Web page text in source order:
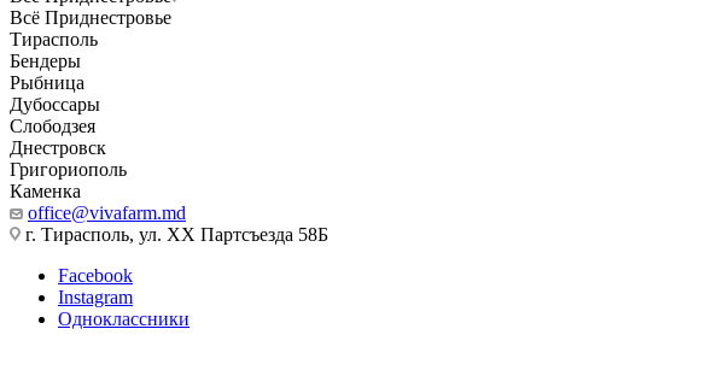
Всё Приднестровье
Тирасполь
Бендеры
Рыбница
Дубоссары
Слободзея
Днестровск
Григориополь
Каменка
office@vivafarm.md
г. Тирасполь, ул. ХХ Партсъезда 58Б
Facebook
Instagram
Одноклассники